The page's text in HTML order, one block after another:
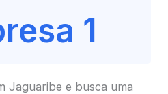
1
Jaguaribe e busca uma